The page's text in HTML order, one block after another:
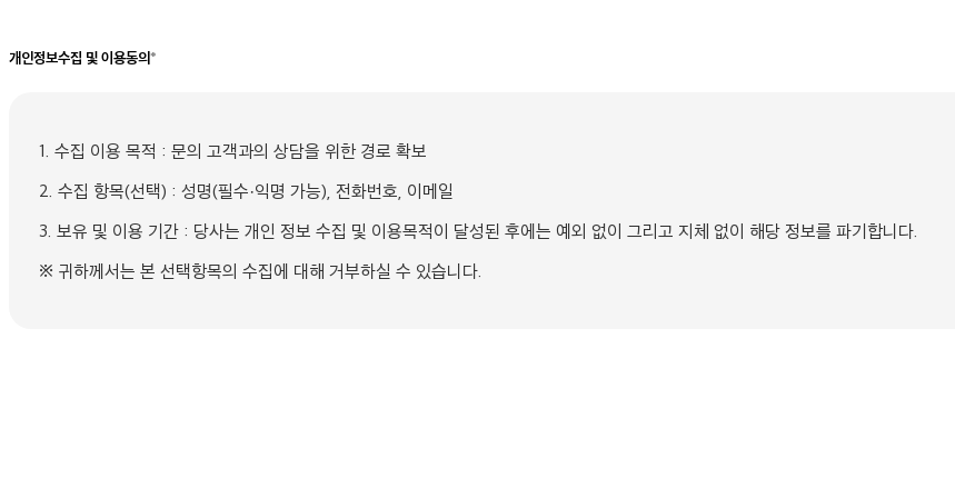
개인정보수집 및 이용동의*
1. 수집 이용 목적 : 문의 고객과의 상담을 위한 경로 확보
2. 수집 항목(선택) : 성명(필수·익명 가능), 전화번호, 이메일
3. 보유 및 이용 기간 : 당사는 개인 정보 수집 및 이용목적이 달성된 후에는 예외 없이 그리고 지체 없이 해당 정보를 파기합니다.
※ 귀하께서는 본 선택항목의 수집에 대해 거부하실 수 있습니다.